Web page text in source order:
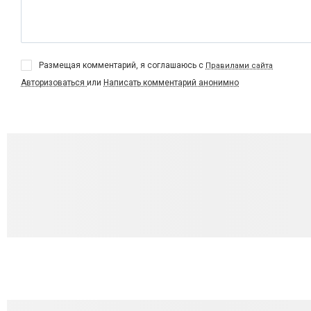
Размещая комментарий, я соглашаюсь с Правилами сайта
Авторизоваться или Написать комментарий анонимно